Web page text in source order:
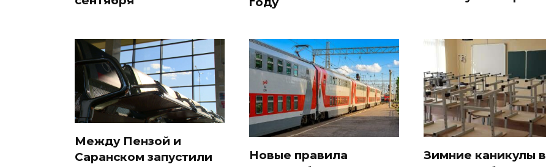
Между Пензой и
Саранском запустили
Новые правила
Зимние каникулы в